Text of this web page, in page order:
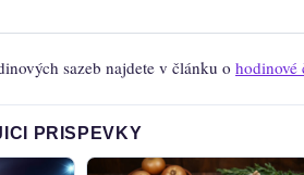
sazeb najdete v článku o hodinové
PRISPEVKY